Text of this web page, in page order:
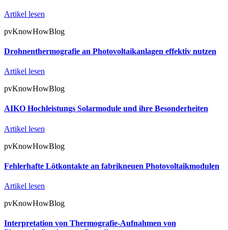
Artikel lesen
pvKnowHowBlog
Drohnenthermografie an Photovoltaikanlagen effektiv nutzen
Artikel lesen
pvKnowHowBlog
AIKO Hochleistungs Solarmodule und ihre Besonderheiten
Artikel lesen
pvKnowHowBlog
Fehlerhafte Lötkontakte an fabrikneuen Photovoltaikmodulen
Artikel lesen
pvKnowHowBlog
Interpretation von Thermografie-Aufnahmen von